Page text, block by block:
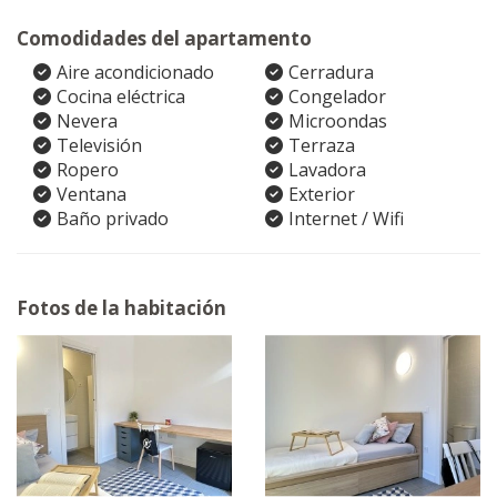
Comodidades del apartamento
Aire acondicionado
Cerradura
Cocina eléctrica
Congelador
Nevera
Microondas
Televisión
Terraza
Ropero
Lavadora
Ventana
Exterior
Baño privado
Internet / Wifi
Fotos de la habitación